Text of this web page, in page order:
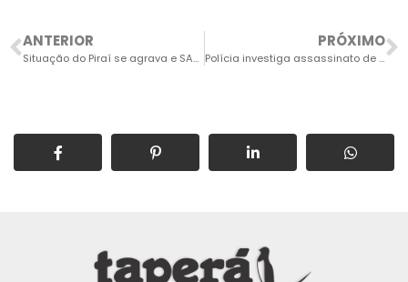
ANTERIOR
Situação do Piraí se agrava e SAAE suspende abastecimento neste domingo
PRÓXIMO
Polícia investiga assassinato de rapaz a tiros no Santa Cruz